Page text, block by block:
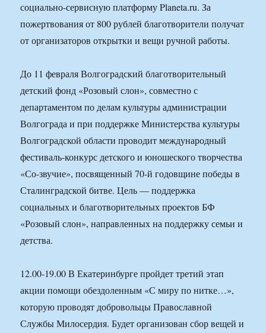
социально-сервисную платформу Planeta.ru. За
пожертвования от 800 рублей благотворители получат
от организаторов открытки и вещи ручной работы.
До 11 февраля Волгоградский благотворительный
детский фонд «Розовый слон», совместно с
департаментом по делам культуры администрации
Волгограда и при поддержке Министерства культуры
Волгоградской области проводит международный
фестиваль-конкурс детского и юношеского творчества
«Со-звучие», посвященный 70-й годовщине победы в
Сталинградской битве. Цель — поддержка
социальных и благотворительных проектов БФ
«Розовый слон», направленных на поддержку семьи и
детства.
12.00-19.00 В Екатеринбурге пройдет третий этап
акции помощи обездоленным «С миру по нитке…»,
которую проводят добровольцы Православной
Службы Милосердия. Будет организован сбор вещей и